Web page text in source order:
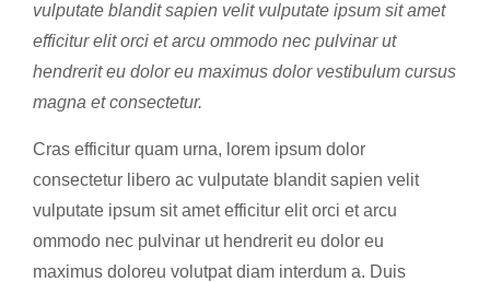
vulputate blandit sapien velit vulputate ipsum sit amet
efficitur elit orci et arcu ommodo nec pulvinar ut
hendrerit eu dolor eu maximus dolor vestibulum cursus
magna et consectetur.
Cras efficitur quam urna, lorem ipsum dolor
consectetur libero ac vulputate blandit sapien velit
vulputate ipsum sit amet efficitur elit orci et arcu
ommodo nec pulvinar ut hendrerit eu dolor eu
maximus doloreu volutpat diam interdum a. Duis